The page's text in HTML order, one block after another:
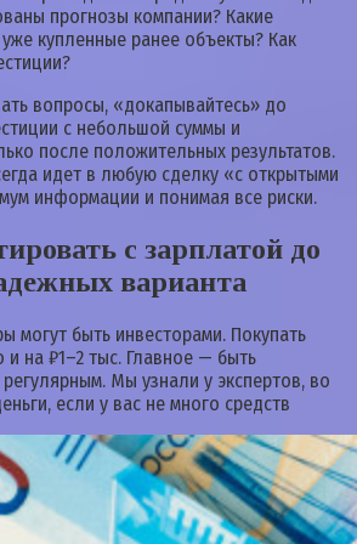
прогнозы компании? Какие
купленные ранее объекты? Как
вопросы, «‎докапывайтесь» до
с небольшой суммы и
после положительных результатов.
идет в любую сделку «‎с открытыми
информации и понимая все риски.
с зарплатой до
варианта
могут быть инвесторами. Покупать
на ₽1–2 тыс. Главное — быть
Мы узнали у экспертов, во
если у вас не много средств